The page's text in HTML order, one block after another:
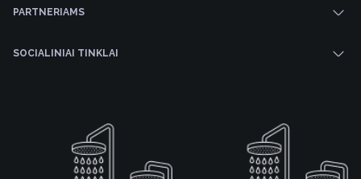
PARTNERIAMS
SOCIALINIAI TINKLAI